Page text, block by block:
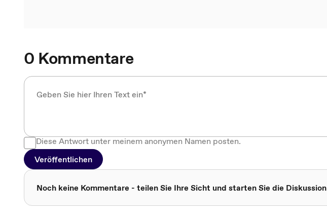
0 Kommentare
Diese Antwort unter meinem anonymen Namen posten.
Veröffentlichen
Noch keine Kommentare - teilen Sie Ihre Sicht und starten Sie die Diskussion